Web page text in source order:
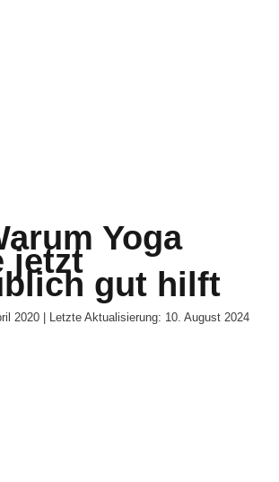
Yoga
jetzt
gut hilft
2020 | Letzte Aktualisierung: 10. August 2024